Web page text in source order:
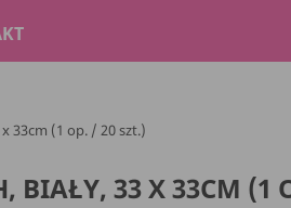
33cm (1 op. / 20 szt.)
BIAŁY, 33 X 33CM (1